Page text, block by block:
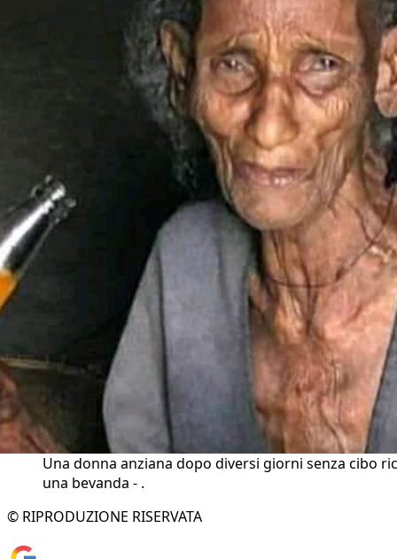
Una donna anziana dopo diversi giorni senza cibo
una bevanda - .
© RIPRODUZIONE RISERVATA